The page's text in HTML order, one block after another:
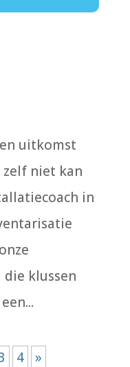
uitkomst
zelf niet kan
in
klussen
4 »